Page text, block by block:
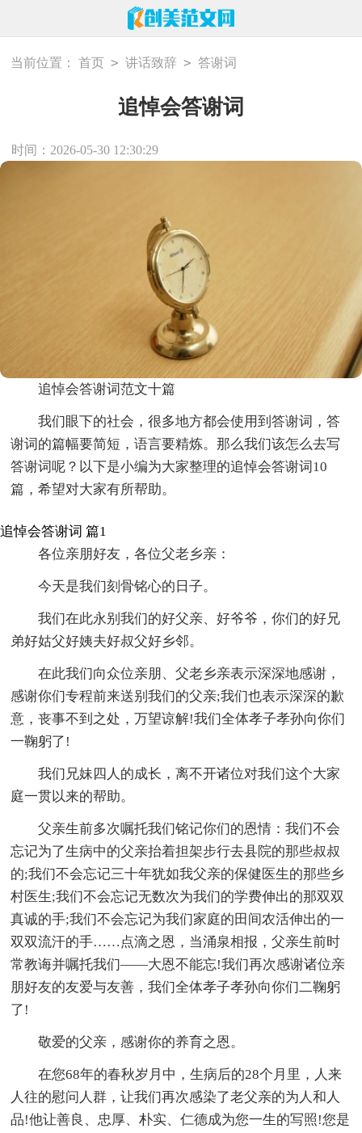
当前位置： 首页 > 讲话致辞 > 答谢词
追悼会答谢词
时间：2026-05-30 12:30:29
追悼会答谢词范文十篇
我们眼下的社会，很多地方都会使用到答谢词，答
谢词的篇幅要简短，语言要精炼。那么我们该怎么去写
答谢词呢？以下是小编为大家整理的追悼会答谢词10
篇，希望对大家有所帮助。
追悼会答谢词 篇1
各位亲朋好友，各位父老乡亲：
今天是我们刻骨铭心的日子。
我们在此永别我们的好父亲、好爷爷，你们的好兄
弟好姑父好姨夫好叔父好乡邻。
在此我们向众位亲朋、父老乡亲表示深深地感谢，
感谢你们专程前来送别我们的父亲;我们也表示深深的歉
意，丧事不到之处，万望谅解!我们全体孝子孝孙向你们
一鞠躬了!
我们兄妹四人的成长，离不开诸位对我们这个大家
庭一贯以来的帮助。
父亲生前多次嘱托我们铭记你们的恩情：我们不会
忘记为了生病中的父亲抬着担架步行去县院的那些叔叔
的;我们不会忘记三十年犹如我父亲的保健医生的那些乡
村医生;我们不会忘记无数次为我们的学费伸出的那双双
真诚的手;我们不会忘记为我们家庭的田间农活伸出的一
双双流汗的手……点滴之恩，当涌泉相报，父亲生前时
常教诲并嘱托我们——大恩不能忘!我们再次感谢诸位亲
朋好友的友爱与友善，我们全体孝子孝孙向你们二鞠躬
了!
敬爱的父亲，感谢你的养育之恩。
在您68年的春秋岁月中，生病后的28个月里，人来
人往的慰问人群，让我们再次感染了老父亲的为人和人
品!他让善良、忠厚、朴实、仁德成为您一生的写照!您是